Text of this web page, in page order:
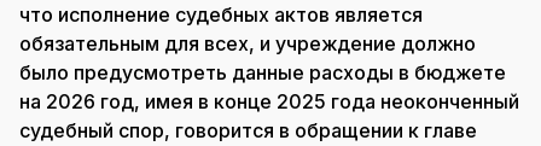
что исполнение судебных актов является
обязательным для всех, и учреждение должно
было предусмотреть данные расходы в бюджете
на 2026 год, имея в конце 2025 года неоконченный
судебный спор, говорится в обращении к главе